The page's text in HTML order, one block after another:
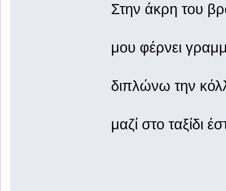
Στην άκρη του
μου φέρνει
διπλώνω την
μαζί στο ταξίδι